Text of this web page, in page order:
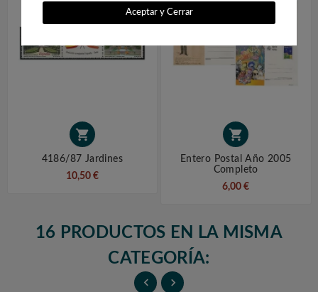
Aceptar y Cerrar

4186/87 Jardines
10,50 €

Entero Postal Año 2005
Completo
6,00 €
16 PRODUCTOS EN LA MISMA
CATEGORÍA:
 